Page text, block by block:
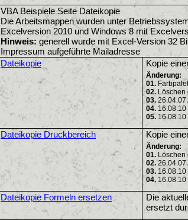
VBA Beispiele Seite Dateikopie
Die Arbeitsmappen wurden unter
Excelversion 2010 und Windows 8 mit
Hinweis: generell wurde mit Excel-Version 32
Impressum aufgeführte Mailadresse
Dateikopie
Kopie
Änderung:
01.
02. Löschen
03. 26.04.07
04.
05.
Dateikopie Druckbereich Kopie
Änderung:
01. Löschen
02. 26.04.07
03. 16.08.10
04. 16.08.10
Dateikopie Formeln ersetzen
Die
ersetzt